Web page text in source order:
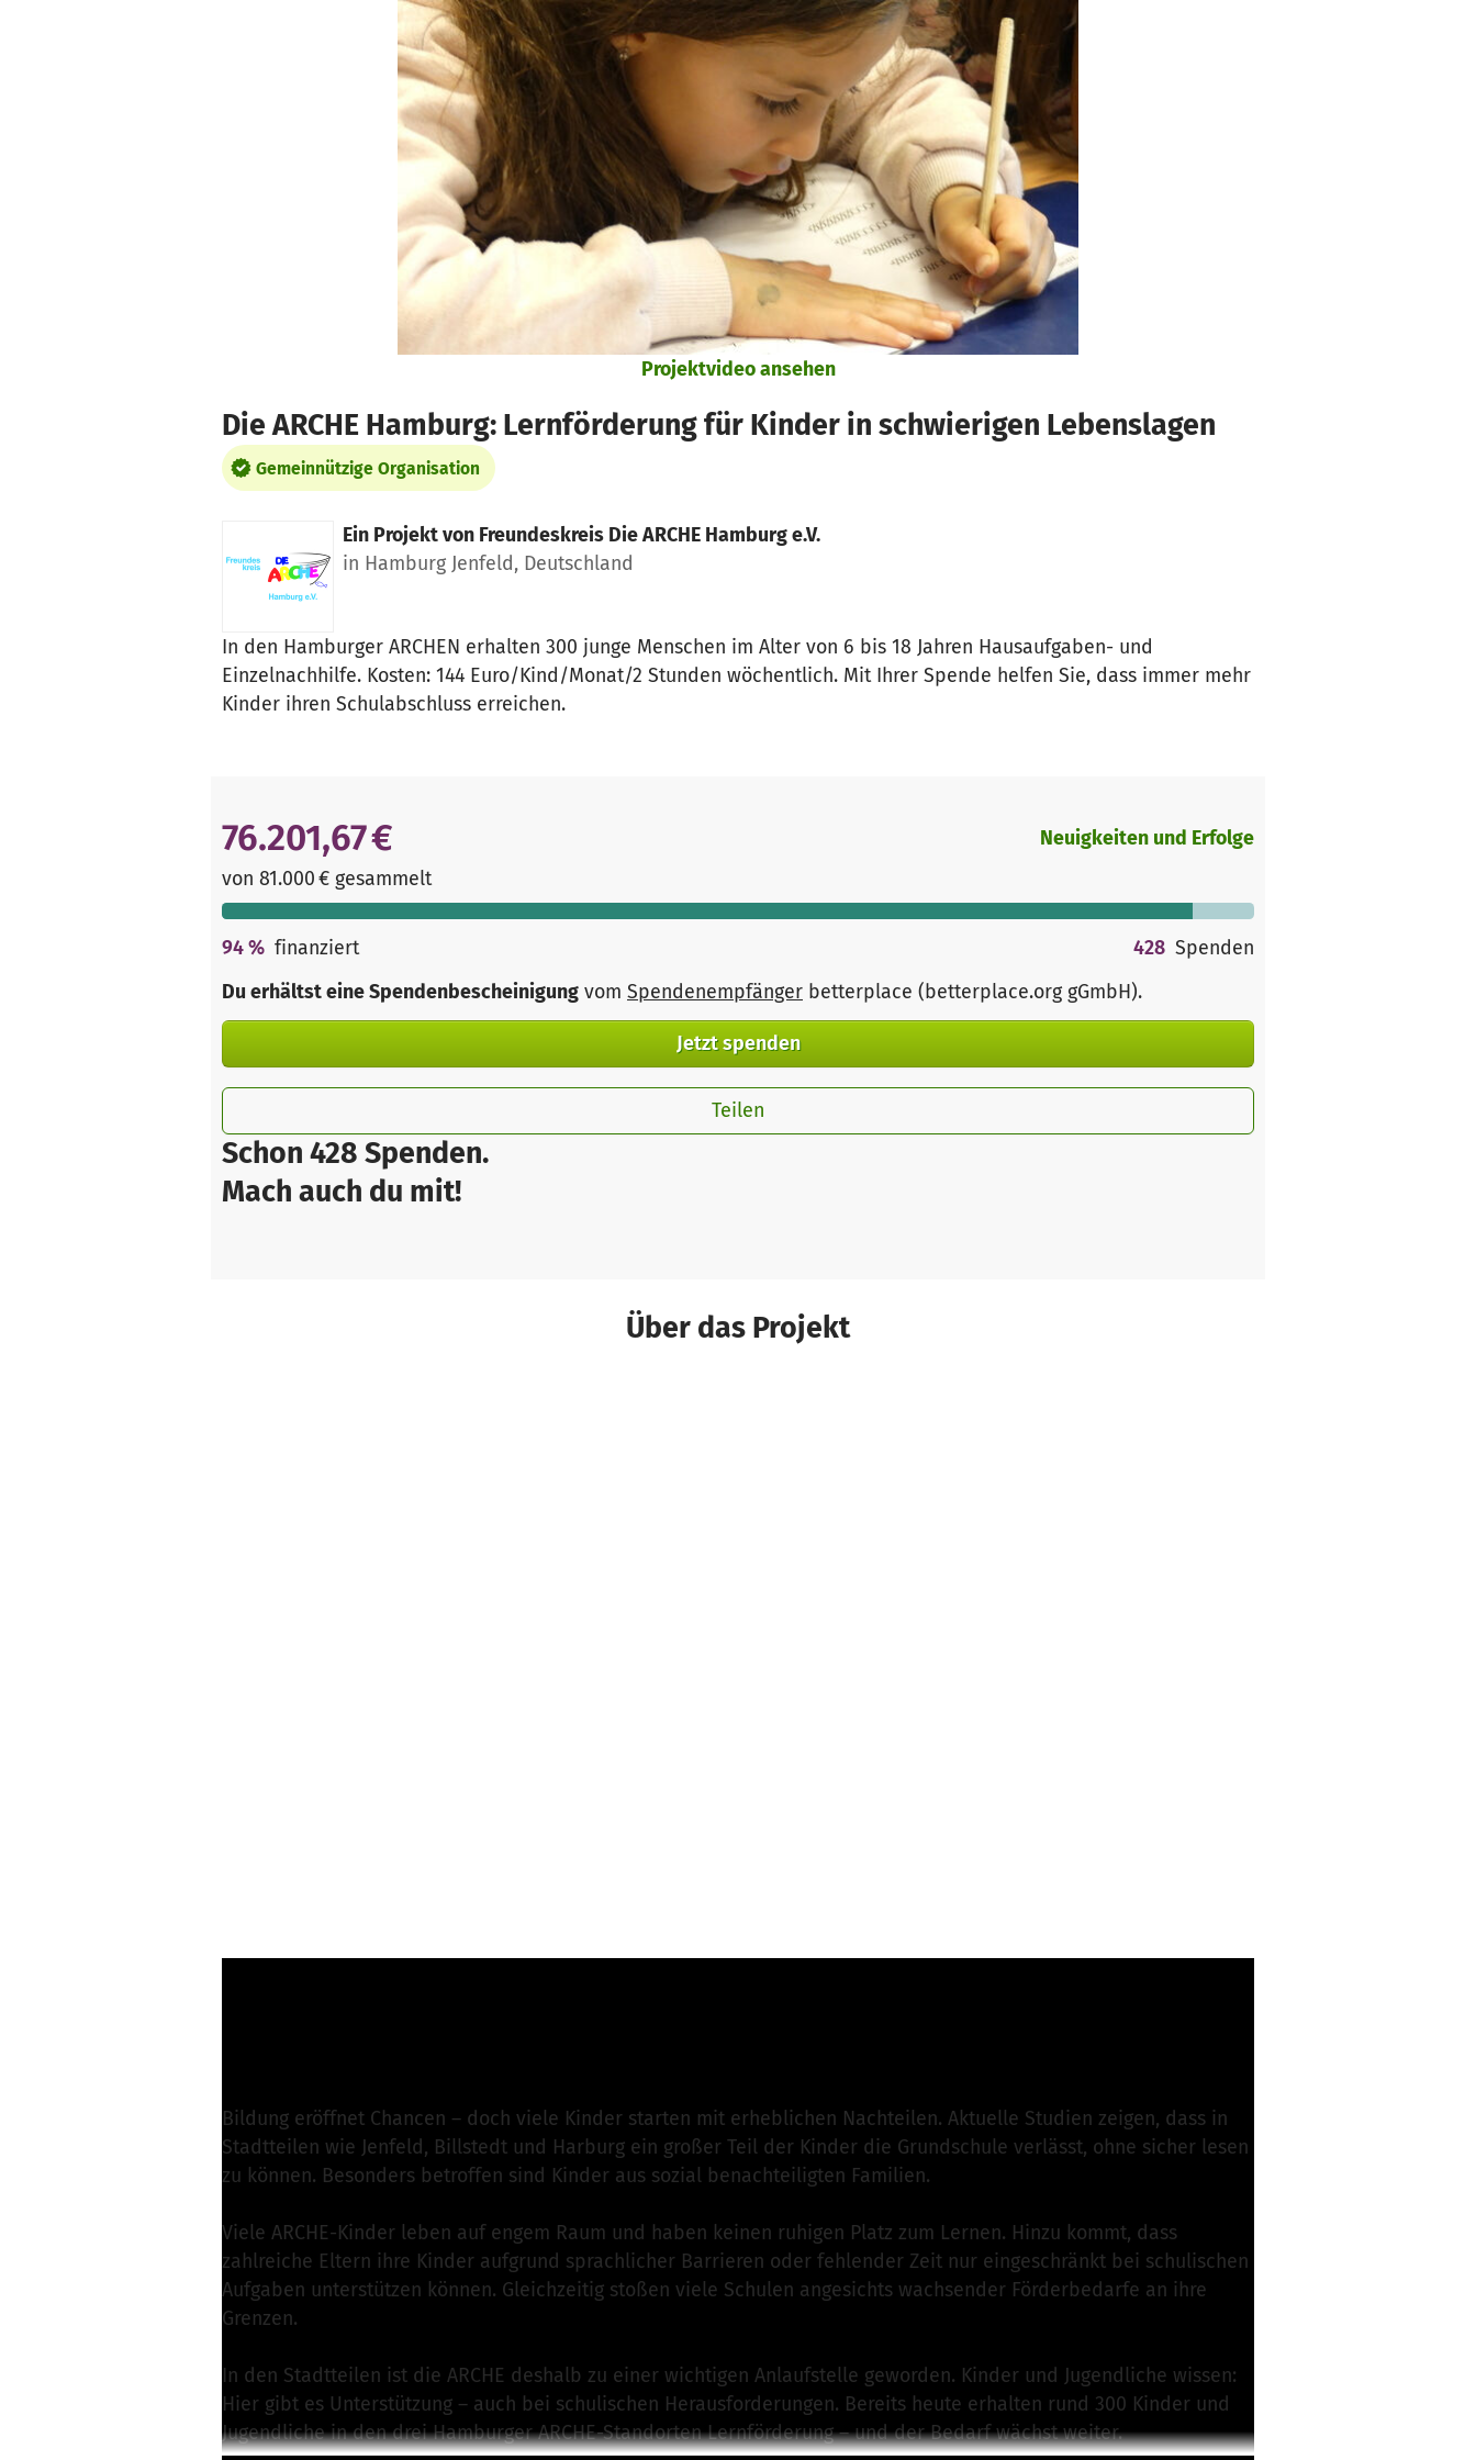
Projektvideo ansehen
Die ARCHE Hamburg: Lernförderung für Kinder in schwierigen Lebenslagen
Gemeinnützige Organisation
Ein Projekt von Freundeskreis Die ARCHE Hamburg e.V.
in Hamburg Jenfeld, Deutschland
In den Hamburger ARCHEN erhalten 300 junge Menschen im Alter von 6 bis 18 Jahren Hausaufgaben- und
Einzelnachhilfe. Kosten: 144 Euro/Kind/Monat/2 Stunden wöchentlich. Mit Ihrer Spende helfen Sie, dass immer mehr
Kinder ihren Schulabschluss erreichen.
Schon 428 Spenden.
Mach auch du mit!
76.201,67 €
von 81.000 € gesammelt
Neuigkeiten und Erfolge
94% finanziert 428 Spenden
Du erhältst eine Spendenbescheinigung vom Spendenempfänger betterplace (betterplace.org gGmbH).
Jetzt spenden
Teilen
Über das Projekt
Bildung eröffnet Chancen – doch viele Kinder starten mit erheblichen Nachteilen. Aktuelle Studien zeigen, dass in
Stadtteilen wie Jenfeld, Billstedt und Harburg ein großer Teil der Kinder die Grundschule verlässt, ohne sicher lesen
zu können. Besonders betroffen sind Kinder aus sozial benachteiligten Familien.
Viele ARCHE-Kinder leben auf engem Raum und haben keinen ruhigen Platz zum Lernen. Hinzu kommt, dass
zahlreiche Eltern ihre Kinder aufgrund sprachlicher Barrieren oder fehlender Zeit nur eingeschränkt bei schulischen
Aufgaben unterstützen können. Gleichzeitig stoßen viele Schulen angesichts wachsender Förderbedarfe an ihre
Grenzen.
In den Stadtteilen ist die ARCHE deshalb zu einer wichtigen Anlaufstelle geworden. Kinder und Jugendliche wissen:
Hier gibt es Unterstützung – auch bei schulischen Herausforderungen. Bereits heute erhalten rund 300 Kinder und
Jugendliche in den drei Hamburger ARCHE-Standorten Lernförderung – und der Bedarf wächst weiter.